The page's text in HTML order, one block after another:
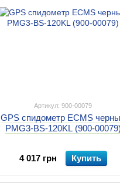
Артикул: 900-00079
GPS спидометр ECMS
PMG3-BS-120KL (900-00079)
4 017 грн Купить